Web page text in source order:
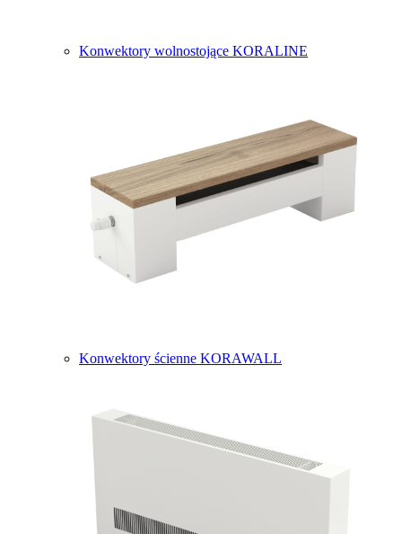
Konwektory wolnostojące KORALINE
Konwektory ścienne KORAWALL